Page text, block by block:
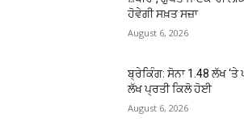
ਹੋਵੇਗੀ ਸਖ਼ਤ ਸਜ਼ਾ
August 6, 2026
ਬ੍ਰੇਕਿੰਗ: ਸੋਨਾ ₹1.48 ਲੱਖ ‘ਤੇ
ਲੱਖ ਪ੍ਰਤੀ ਕਿਲੋ ਹੋਈ
August 6, 2026